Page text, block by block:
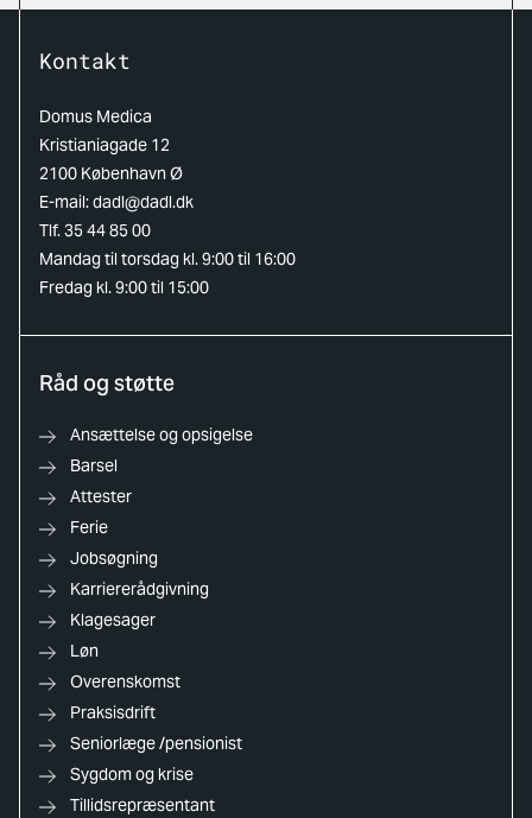
Kontakt
Domus Medica
Kristianiagade 12
2100 København Ø
E-mail:dadl@dadl.dk
Tlf. 35 44 85 00
Mandag til torsdag kl. 9:00 til 16:00
Fredag kl. 9:00 til 15:00
Råd og støtte
Ansættelse og opsigelse
Barsel
Attester
Ferie
Jobsøgning
Karriererådgivning
Klagesager
Løn
Overenskomst
Praksisdrift
Seniorlæge /pensionist
Sygdom og krise
Tillidsrepræsentant